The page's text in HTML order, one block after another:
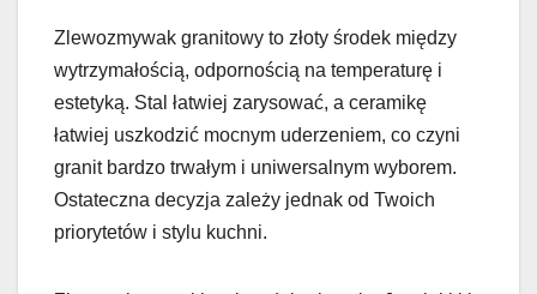
Zlewozmywak granitowy to złoty środek między
wytrzymałością, odpornością na temperaturę i
estetyką. Stal łatwiej zarysować, a ceramikę
łatwiej uszkodzić mocnym uderzeniem, co czyni
granit bardzo trwałym i uniwersalnym wyborem.
Ostateczna decyzja zależy jednak od Twoich
priorytetów i stylu kuchni.